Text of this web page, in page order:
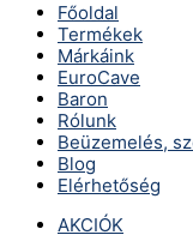
Főoldal
Termékek
Márkáink
EuroCave
Baron
Rólunk
Beüzemelés,
Blog
Elérhetőség
AKCIÓK